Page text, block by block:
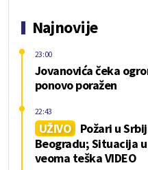
Najnovije
Jovanovića čeka
ponovo poražen
23:00
UŽIVO
Požari u
Beogradu; Situacija
veoma teška VIDEO
22:43